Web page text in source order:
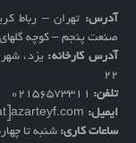
آدرس: تهران – رباط
صنعت پنجم – کوچه گلهای
آدرس کارخانه:
۲۲
تلفن: 02156573311
ایمیل:
ساعات کاری: شنبه تا چهارشنبه